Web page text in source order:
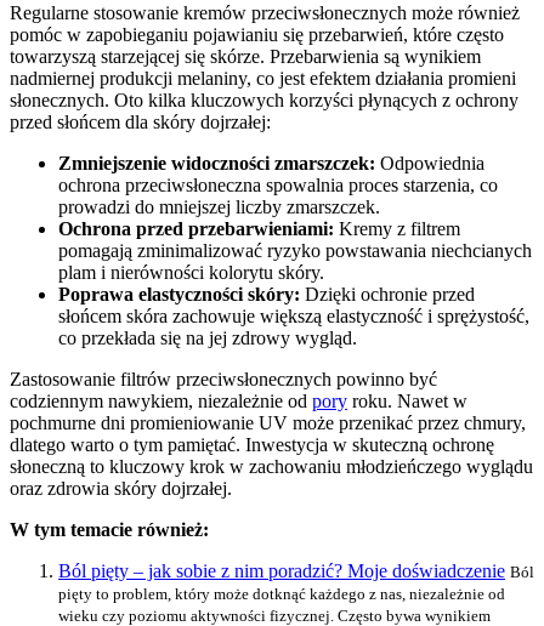
Regularne stosowanie kremów przeciwsłonecznych może również
pomóc w zapobieganiu pojawianiu się przebarwień, które często
towarzyszą starzejącej się skórze. Przebarwienia są wynikiem
nadmiernej produkcji melaniny, co jest efektem działania promieni
słonecznych. Oto kilka kluczowych korzyści płynących z ochrony
przed słońcem dla skóry dojrzałej:
Zmniejszenie widoczności zmarszczek: Odpowiednia
ochrona przeciwsłoneczna spowalnia proces starzenia, co
prowadzi do mniejszej liczby zmarszczek.
Ochrona przed przebarwieniami: Kremy z filtrem
pomagają zminimalizować ryzyko powstawania niechcianych
plam i nierówności kolorytu skóry.
Poprawa elastyczności skóry: Dzięki ochronie przed
słońcem skóra zachowuje większą elastyczność i sprężystość,
co przekłada się na jej zdrowy wygląd.
Zastosowanie filtrów przeciwsłonecznych powinno być
codziennym nawykiem, niezależnie od pory roku. Nawet w
pochmurne dni promieniowanie UV może przenikać przez chmury,
dlatego warto o tym pamiętać. Inwestycja w skuteczną ochronę
słoneczną to kluczowy krok w zachowaniu młodzieńczego wyglądu
oraz zdrowia skóry dojrzałej.
W tym temacie również:
Ból pięty – jak sobie z nim poradzić? Moje doświadczenie Ból
pięty to problem, który może dotknąć każdego z nas, niezależnie od
wieku czy poziomu aktywności fizycznej. Często bywa wynikiem